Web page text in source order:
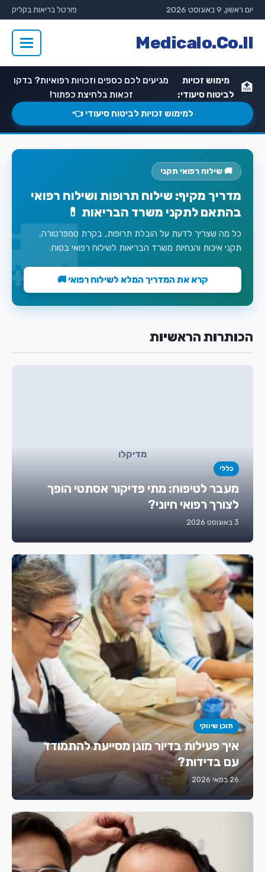
יום ראשון, 9 באוגוסט 2026 פורטל בריאות בקליק
Medicalo.Co.Il
🏥
מימוש זכויות
לביטוח סיעודי:
מגיעים לכם כספים וזכויות רפואיות? בדקו
זכאות בלחיצת כפתור!
למימוש זכויות לביטוח סיעודי 👈
🚚 שילוח רפואי תקני
מדריך מקיף: שילוח תרופות ושילוח רפואי
בהתאם לתקני משרד הבריאות 💊
כל מה שצריך לדעת על הובלת תרופות, בקרת טמפרטורה,
תקני איכות והנחיות משרד הבריאות לשילוח רפואי בטוח.
קרא את המדריך המלא לשילוח רפואי 🚚
הכותרות הראשיות
מדיקלו
כללי
מעבר לטיפוח: מתי פדיקור אסתטי הופך
לצורך רפואי חיוני?
3 באוגוסט 2026
תוכן שיווקי
איך פעילות בדיור מוגן מסייעת להתמודד
עם בדידות?
26 במאי 2026